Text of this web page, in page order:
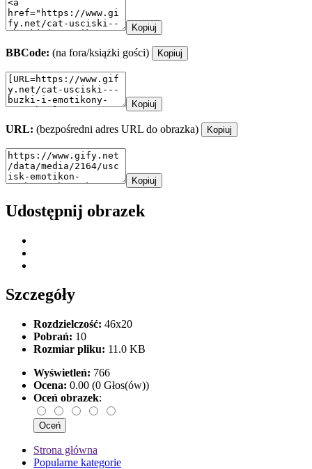
Kopiuj
BBCode: (na fora/książki gości) Kopiuj
Kopiuj
URL: (bezpośredni adres URL do obrazka) Kopiuj
Kopiuj
Udostępnij obrazek
Szczegóły
Rozdzielczość: 46x20
Pobrań: 10
Rozmiar pliku: 11.0 KB
Wyświetleń: 766
Ocena: 0.00 (0 Głos(ów))
Oceń obrazek:
Strona główna
Popularne kategorie